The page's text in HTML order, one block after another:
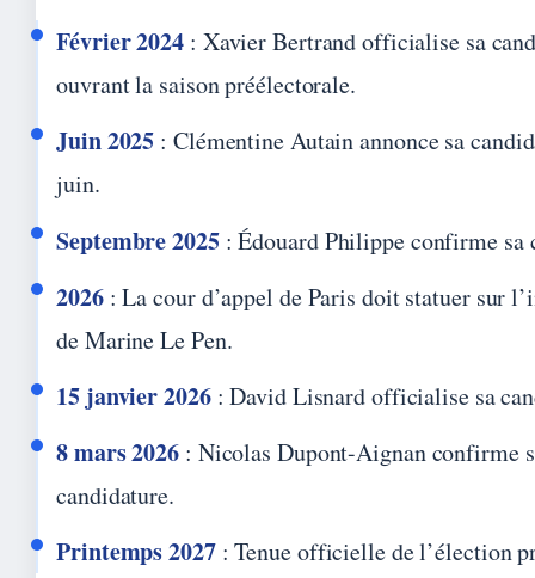
Février 2024 : Xavier Bertrand officialise sa
ouvrant la saison préélectorale.
Juin 2025 : Clémentine Autain annonce sa
juin.
Septembre 2025: Édouard Philippe confirme sa
2026: La cour d’appel de Paris doit statuer sur
de Marine Le Pen.
15 janvier 2026: David Lisnard officialise sa
8 mars 2026 : Nicolas Dupont-Aignan confirme
candidature.
Printemps 2027: Tenue officielle de l’élection